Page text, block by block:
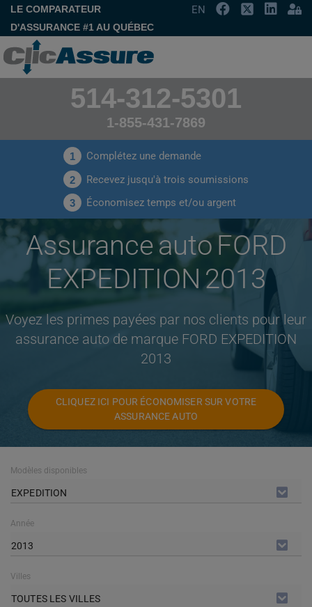
LE COMPARATEUR
D'ASSURANCE #1 AU QUÉBEC
EN
514-312-5301
1-855-431-7869
1 Complétez une demande
2 Recevez jusqu'à trois soumissions
3 Économisez temps et/ou argent
Assurance auto FORD
EXPEDITION 2013
Voyez les primes payées par nos clients pour leur
assurance auto de marque FORD EXPEDITION
2013
CLIQUEZ ICI POUR ÉCONOMISER SUR VOTRE
ASSURANCE AUTO
Modèles disponibles
EXPEDITION
Année
2013
Villes
TOUTES LES VILLES